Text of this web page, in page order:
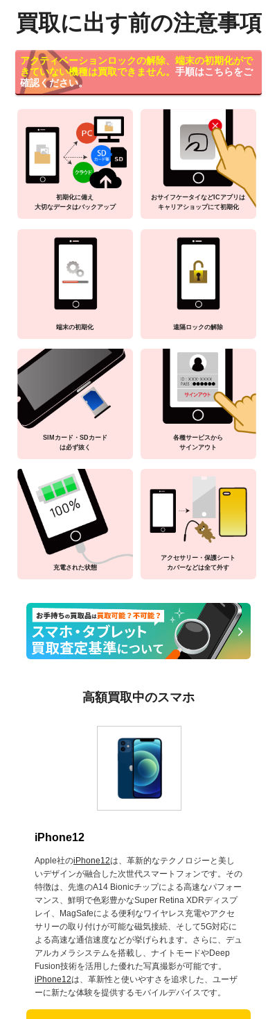
買取に出す前の注意事項
アクティベーションロックの解除、端末の初期化がで
きていない機種は買取できません。 手順はこちらをご
確認ください。
初期化に備え
大切なデータはバックアップ
おサイフケータイなどICアプリは
キャリアショップにて初期化
端末の初期化 遠隔ロックの解除
SIMカード・SDカード
は必ず抜く
各種サービスから
サインアウト
充電された状態
アクセサリー・保護シート
カバーなどは全て外す
高額買取中のスマホ
iPhone12
Apple社のiPhone12は、革新的なテクノロジーと美し
いデザインが融合した次世代スマートフォンです。その
特徴は、先進のA14 Bionicチップによる高速なパフォー
マンス、鮮明で色彩豊かなSuper Retina XDRディスプ
レイ、MagSafeによる便利なワイヤレス充電やアクセ
サリーの取り付けが可能な磁気接続、そして5G対応に
よる高速な通信速度などが挙げられます。さらに、デュ
アルカメラシステムを搭載し、ナイトモードやDeep
Fusion技術を活用した優れた写真撮影が可能です。
iPhone12は、革新性と使いやすさを追求した、ユーザ
ーに新たな体験を提供するモバイルデバイスです。